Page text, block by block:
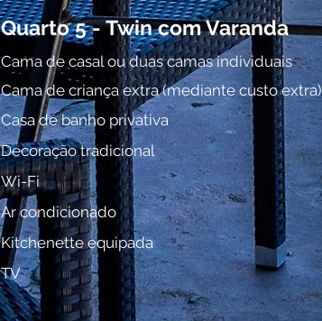
Quarto 5 - Twin com Varanda
Cama de casal ou duas camas individuais
Cama de criança extra (mediante custo extra)
Casa de banho privativa
Decoração tradicional
Wi-Fi
Ar condicionado
Kitchenette equipada
TV